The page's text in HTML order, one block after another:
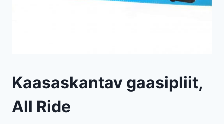
Kaasaskantav gaasipliit,
All Ride